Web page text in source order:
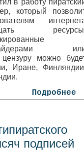
который
можно
Иране,
Подробнее
подписей